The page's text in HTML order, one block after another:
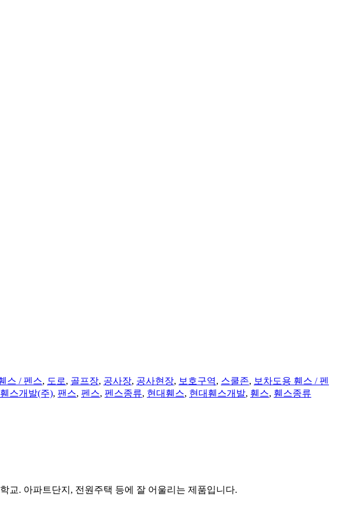
스 / 펜스, 도로, 골프장, 공사장, 공사현장, 보호구역, 스쿨존, 보차도용 휀스 / 펜
스개발(주), 팬스, 펜스, 펜스종류, 현대휀스, 현대휀스개발, 휀스, 휀스종류
교. 아파트단지, 전원주택 등에 잘 어울리는 제품입니다.